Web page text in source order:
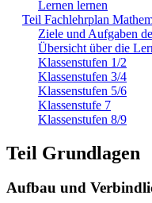
Lernen lernen
Teil Fachlehrplan
Ziele und Aufgaben
Übersicht über die
Klassenstufen 1/2
Klassenstufen 3/4
Klassenstufen 5/6
Klassenstufe 7
Klassenstufen 8/9
Teil Grundlagen
Aufbau und